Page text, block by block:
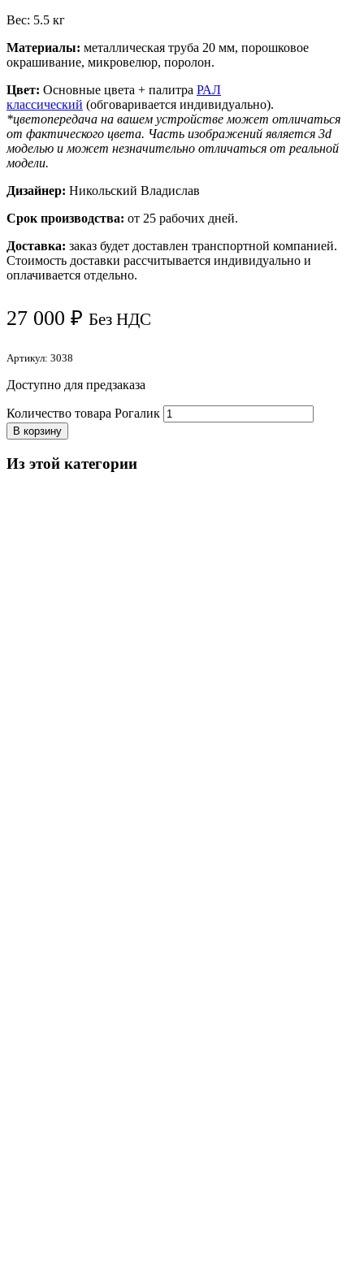
Вес: 5.5 кг
Материалы: металлическая труба 20 мм, порошковое
окрашивание, микровелюр, поролон.
Цвет: Основные цвета + палитра РАЛ
классический (обговаривается индивидуально).
*цветопередача на вашем устройстве может отличаться
от фактического цвета. Часть изображений является 3d
моделью и может незначительно отличаться от реальной
модели.
Дизайнер: Никольский Владислав
Срок производства: от 25 рабочих дней.
Доставка: заказ будет доставлен транспортной компанией.
Стоимость доставки рассчитывается индивидуально и
оплачивается отдельно.
27 000 ₽ Без НДС
Артикул: 3038
Доступно для предзаказа
Количество товара Рогалик
В корзину
Из этой категории